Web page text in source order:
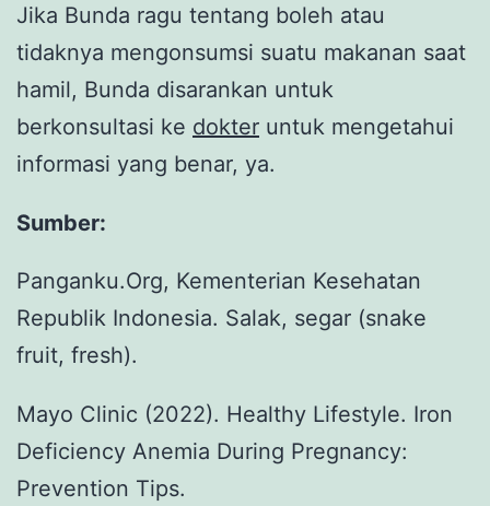
Jika Bunda ragu tentang boleh atau
tidaknya mengonsumsi suatu makanan saat
hamil, Bunda disarankan untuk
berkonsultasi ke dokter untuk mengetahui
informasi yang benar, ya.
Sumber:
Panganku.Org, Kementerian Kesehatan
Republik Indonesia. Salak, segar (snake
fruit, fresh).
Mayo Clinic (2022). Healthy Lifestyle. Iron
Deficiency Anemia During Pregnancy:
Prevention Tips.